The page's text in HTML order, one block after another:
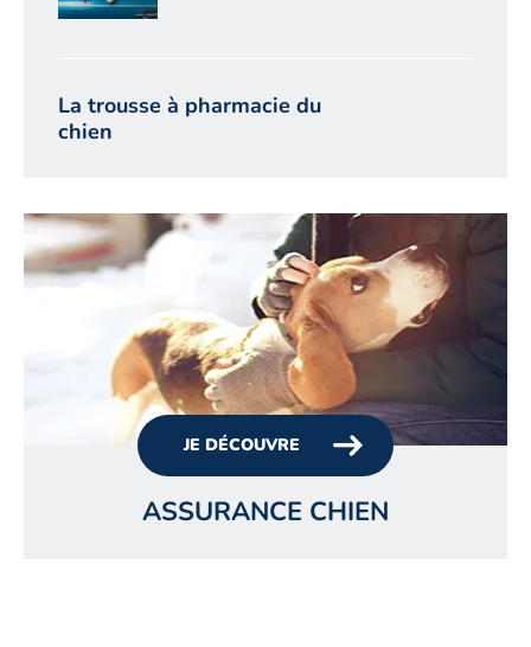
La trousse à pharmacie du
chien
JE DÉCOUVRE
ASSURANCE CHIEN